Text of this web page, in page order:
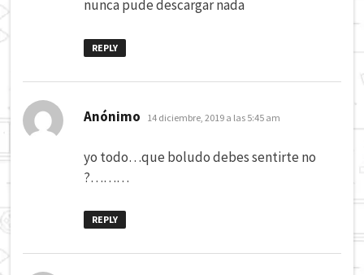
nunca pude descargar nada
REPLY
Anónimo dice:
14 diciembre, 2019 a las 5:45 am
yo todo…que boludo debes sentirte no
?………
REPLY